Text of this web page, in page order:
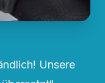
Unsere